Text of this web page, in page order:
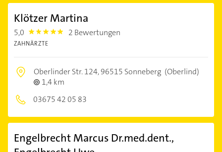
Klötzer Martina
5,0 5.0 2 Bewertungen
ZAHNÄRZTE
Oberlinder Str. 124,96515 Sonneberg (Oberlind)
1,4 km
03675 42 05 83
Engelbrecht Marcus Dr.med.dent.,